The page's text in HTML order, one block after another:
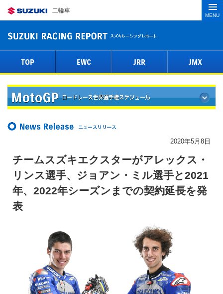
二輪車
MENU
TOP EWC JRR JMX
2020年5月8日
チームスズキエクスターがアレックス・
リンス選手、ジョアン・ミル選手と2021
年、2022年シーズンまでの契約延長を発
表